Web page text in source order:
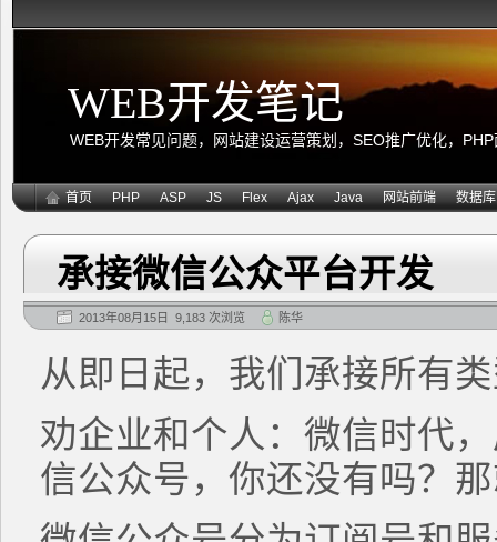
WEB开发笔记
WEB开发常见问题，网站建设运营策划，SEO推广优化，
首页 PHP ASP JS Flex Ajax Java 网站前端 数据库
承接微信公众平台开发
2013年08月15日 9,183 次浏览 陈华
从即日起，我们承接所有
劝企业和个人：微信时代
信公众号，你还没有吗？